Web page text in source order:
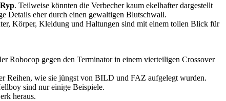
. Teilweise könnten die Verbecher kaum ekelhafter dargestellt
Details eher durch einen gewaltigen Blutschwall.
Körper, Kleidung und Haltungen sind mit einem tollen Blick für
Robocop gegen den Terminator in einem vierteiligen Crossover
Reihen, wie sie jüngst von BILD und FAZ aufgelegt wurden.
sind nur einige Beispiele.
heraus.